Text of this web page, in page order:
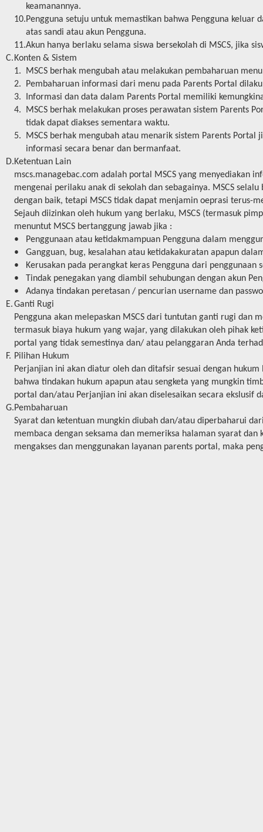
keamanannya.
10.Pengguna setuju untuk memastikan bahwa Pengguna
atas sandi atau akun Pengguna.
11.Akun hanya berlaku selama siswa bersekolah di MSCS, jika
C. Konten & Sistem
1.
MSCS berhak mengubah atau melakukan pembaharuan
2.
Pembaharuan informasi dari menu pada Parents Portal
3.
Informasi dan data dalam Parents Portal memiliki
4.
MSCS berhak melakukan proses perawatan sistem Parents
tidak dapat diakses sementara waktu.
5.
MSCS berhak mengubah atau menarik sistem Parents
informasi secara benar dan bermanfaat.
D.Ketentuan Lain
mscs.managebac.com adalah portal MSCS yang menyediakan
mengenai perilaku anak di sekolah dan sebagainya. MSCS
dengan baik, tetapi MSCS tidak dapat menjamin oeprasi terus-
Sejauh diizinkan oleh hukum yang berlaku, MSCS (termasuk
menuntut MSCS bertanggung jawab jika :
•
Penggunaan atau ketidakmampuan Pengguna dalam
•
Gangguan, bug, kesalahan atau ketidakakuratan apapun
•
Kerusakan pada perangkat keras Pengguna dari
•
Tindak penegakan yang diambil sehubungan dengan akun
•
Adanya tindakan peretasan / pencurian username dan
E.Ganti Rugi
Pengguna akan melepaskan MSCS dari tuntutan ganti rugi dan
termasuk biaya hukum yang wajar, yang dilakukan oleh pihak
portal yang tidak semestinya dan/ atau pelanggaran Anda
F. Pilihan Hukum
Perjanjian ini akan diatur oleh dan ditafsir sesuai dengan
bahwa tindakan hukum apapun atau sengketa yang mungkin
portal dan/atau Perjanjian ini akan diselesaikan secara ekslusif
G.Pembaharuan
Syarat dan ketentuan mungkin diubah dan/atau diperbaharui
membaca dengan seksama dan memeriksa halaman syarat
mengakses dan menggunakan layanan parents portal, maka